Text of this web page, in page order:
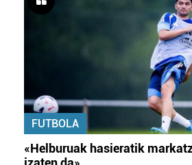
FUTBOLA
«Helburuak hasieratik